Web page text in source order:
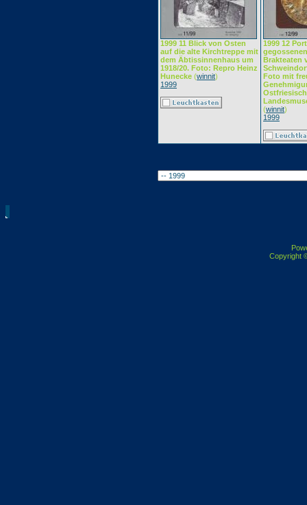
1999 11 Blick von Osten
auf die alte Kirchtreppe mit
dem Äbtissinnenhaus um
1918/20. Foto: Repro Heinz
Hunecke (winnit)
1999
1999 12
Brakteaten
Foto mit
(winnit)
1999
Copyright